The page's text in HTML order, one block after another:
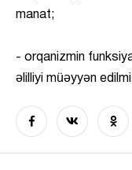
manat;
- orqanizmin
əlilliyi müəyyən